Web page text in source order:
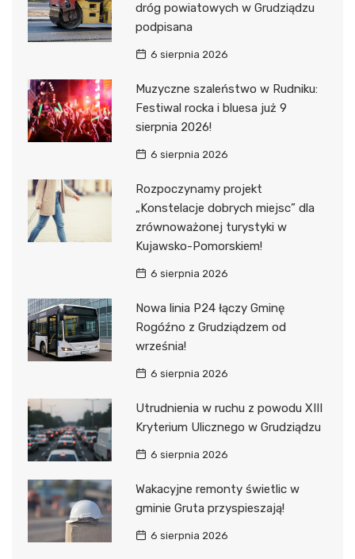
dróg powiatowych w Grudziądzu
podpisana
6 sierpnia 2026
Muzyczne szaleństwo w Rudniku:
Festiwal rocka i bluesa już 9
sierpnia 2026!
6 sierpnia 2026
Rozpoczynamy projekt
„Konstelacje dobrych miejsc” dla
zrównoważonej turystyki w
Kujawsko-Pomorskiem!
6 sierpnia 2026
Nowa linia P24 łączy Gminę
Rogóźno z Grudziądzem od
września!
6 sierpnia 2026
Utrudnienia w ruchu z powodu XIII
Kryterium Ulicznego w Grudziądzu
6 sierpnia 2026
Wakacyjne remonty świetlic w
gminie Gruta przyspieszają!
6 sierpnia 2026